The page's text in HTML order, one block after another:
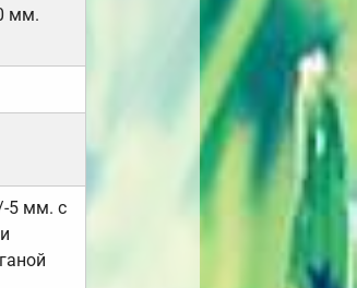
мм.
5 мм. с